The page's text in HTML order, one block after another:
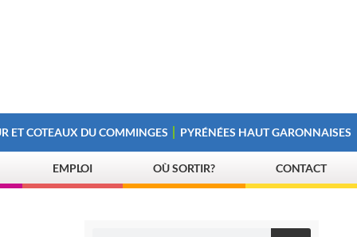
ET COTEAUX DU COMMINGES PYRÉNÉES HAUT GARONNAISES
EMPLOI OÙ SORTIR? CONTACT